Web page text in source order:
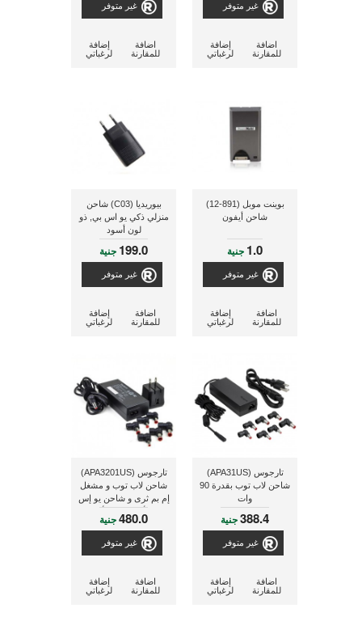
غير متوفر
إضافة
لرغباتي
اضافة
للمقارنة
غير متوفر
إضافة
لرغباتي
اضافة
للمقارنة
بوينت موبل (891-12)
شاحن أيفون
1.0 جنية
غير متوفر
إضافة
لرغباتي
اضافة
للمقارنة
بيوريديا (C03) شاحن
منزلي ذكي يو اس بي, ذو
لون أسود
199.0 جنية
غير متوفر
إضافة
لرغباتي
اضافة
للمقارنة
تارجوس (APA31US)
شاحن لاب توب بقدرة 90
وات
388.4جنية
غير متوفر
إضافة
لرغباتي
اضافة
للمقارنة
تارجوس (APA3201US)
شاحن لاب توب و مشغل
إم بم ثرى و شاحن يو إس
بى للأى فون و الأى باد
480.0جنية
غير متوفر
إضافة
لرغباتي
اضافة
للمقارنة